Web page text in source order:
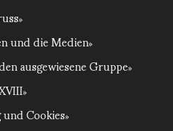
und die Medien
ausgewiesene Gruppe
Cookies